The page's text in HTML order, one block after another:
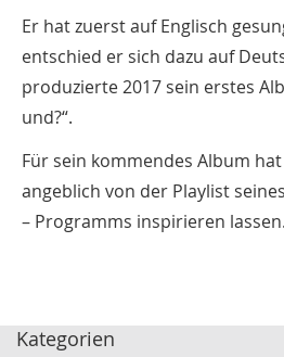
Er hat zuerst auf Englisch
entschied er sich dazu auf
produzierte 2017 sein erstes
und?“.
Für sein kommendes Album
angeblich von der Playlist
– Programms inspirieren lassen.
Kategorien